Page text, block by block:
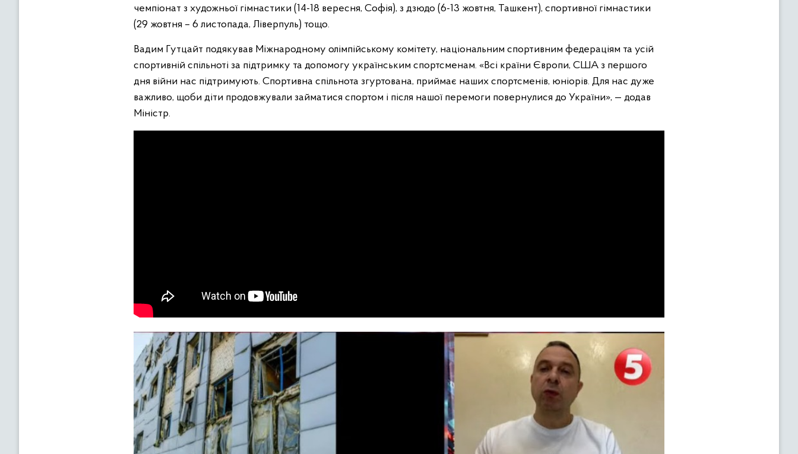
чемпіонат з художньої гімнастики (14-18 вересня, Софія), з дзюдо (6-13 жовтня, Ташкент), спортивної гімнастики
(29 жовтня – 6 листопада, Ліверпуль) тощо.
Вадим Гутцайт подякував Міжнародному олімпійському комітету, національним спортивним федераціям та усій
спортивній спільноті за підтримку та допомогу українським спортсменам. «Всі країни Європи, США з першого
дня війни нас підтримують. Спортивна спільнота згуртована, приймає наших спортсменів, юніорів. Для нас дуже
важливо, щоби діти продовжували займатися спортом і після нашої перемоги повернулися до України», — додав
Міністр.